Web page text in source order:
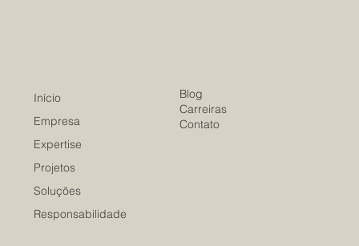
Início
Empresa
Expertise
Projetos
Soluções
Responsabilidade
Blog
Carreiras
Contato